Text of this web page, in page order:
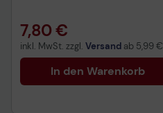
7,80 €
inkl. MwSt. zzgl. Versand ab 5,99 €
In den Warenkorb